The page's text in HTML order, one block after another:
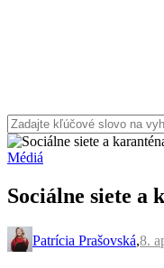
Médiá
Sociálne siete a
Patrícia Prašovská,8.